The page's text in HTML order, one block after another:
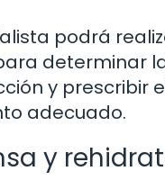
podrá
determinar
y prescribir
adecuado.
y